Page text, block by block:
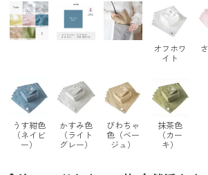
オフホワ
イト
うす紺色
（ネイビ
ー）
かすみ色
（ライト
グレー）
びわちゃ
色（ベー
ジュ）
抹茶色
（カー
キ）